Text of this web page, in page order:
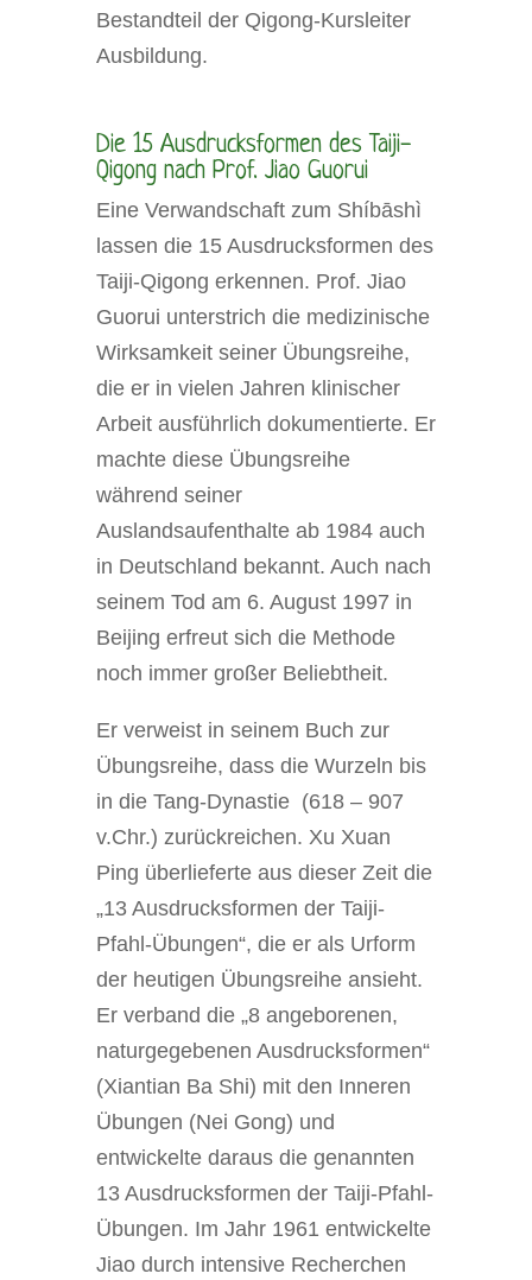
Bestandteil der Qigong-Kursleiter
Ausbildung.
Die 15 Ausdrucksformen des Taiji-
Qigong nach Prof. Jiao Guorui
Eine Verwandschaft zum Shíbāshì
lassen die 15 Ausdrucksformen des
Taiji-Qigong erkennen. Prof. Jiao
Guorui unterstrich die medizinische
Wirksamkeit seiner Übungsreihe,
die er in vielen Jahren klinischer
Arbeit ausführlich dokumentierte. Er
machte diese Übungsreihe
während seiner
Auslandsaufenthalte ab 1984 auch
in Deutschland bekannt. Auch nach
seinem Tod am 6. August 1997 in
Beijing erfreut sich die Methode
noch immer großer Beliebtheit.
Er verweist in seinem Buch zur
Übungsreihe, dass die Wurzeln bis
in die Tang-Dynastie (618 – 907
v.Chr.) zurückreichen. Xu Xuan
Ping überlieferte aus dieser Zeit die
„13 Ausdrucksformen der Taiji-
Pfahl-Übungen“, die er als Urform
der heutigen Übungsreihe ansieht.
Er verband die „8 angeborenen,
naturgegebenen Ausdrucksformen“
(Xiantian Ba Shi) mit den Inneren
Übungen (Nei Gong) und
entwickelte daraus die genannten
13 Ausdrucksformen der Taiji-Pfahl-
Übungen. Im Jahr 1961 entwickelte
Jiao durch intensive Recherchen